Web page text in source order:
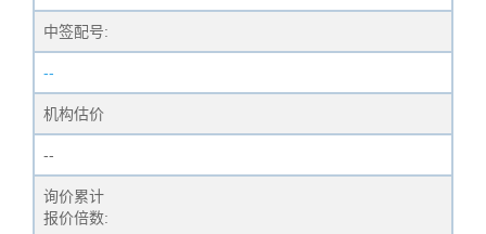
中签配号:
--
机构估价
--
询价累计
报价倍数: